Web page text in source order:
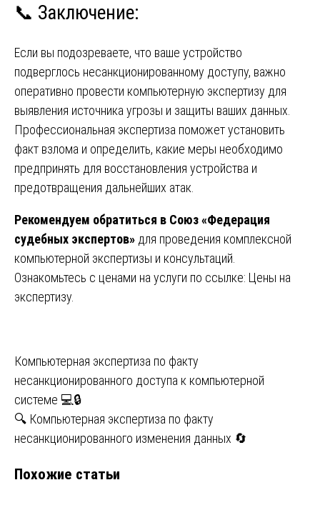
📞 Заключение:
Если вы подозреваете, что ваше устройство
подверглось несанкционированному доступу, важно
оперативно провести компьютерную экспертизу для
выявления источника угрозы и защиты ваших данных.
Профессиональная экспертиза поможет установить
факт взлома и определить, какие меры необходимо
предпринять для восстановления устройства и
предотвращения дальнейших атак.
Рекомендуем обратиться в Союз «Федерация
судебных экспертов» для проведения комплексной
компьютерной экспертизы и консультаций.
Ознакомьтесь с ценами на услуги по ссылке: Цены на
экспертизу
Навигация
по
записям
Компьютерная экспертиза по факту
несанкционированного доступа к компьютерной
системе 💻🔒
🔍 Компьютерная экспертиза по факту
несанкционированного изменения данных 🔄
Похожие статьи